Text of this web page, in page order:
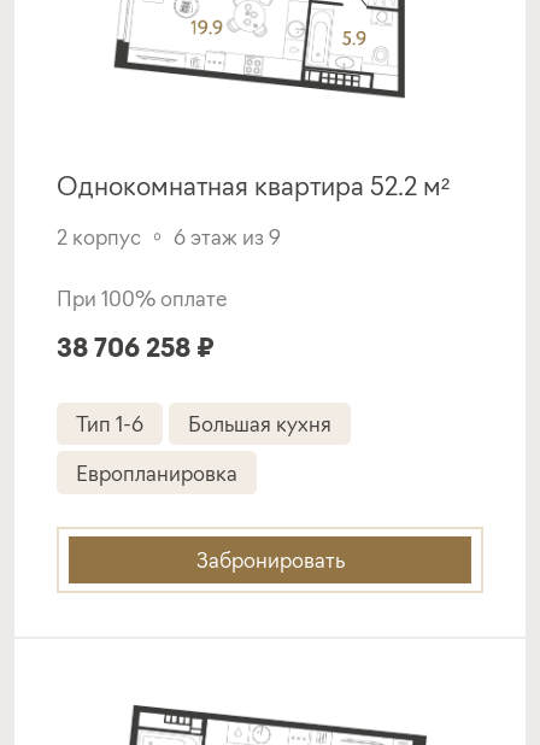
ставка
от 19,50%
1-й взнос
от 20%
платёж
Подать заявку
Программа от ВТБ
Покупка квартиры в строящемся доме
ставка
от 19,50%
от 20%
срок
до 30 лет
платёж
420 502 руб.
Подать заявку
Однокомнатная квартира 52.2 м²
2 корпус 6 этаж из 9
При 100% оплате
38 706 258 ₽
Тип 1-6
Большая кухня
Европланировка
Забронировать